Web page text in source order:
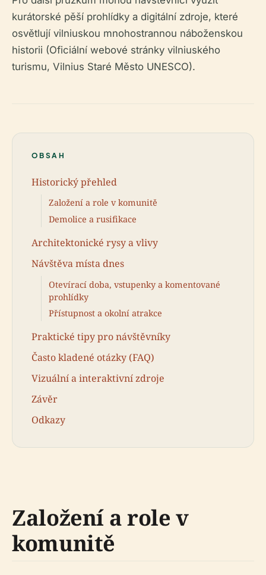
kurátorské pěší prohlídky a digitální zdroje, které
osvětlují vilniuskou mnohostrannou náboženskou
historii (Oficiální webové stránky vilniuského
turismu, Vilnius Staré Město UNESCO).
OBSAH
Historický přehled
Založení a role v komunitě
Demolice a rusifikace
Architektonické rysy a vlivy
Návštěva místa dnes
Otevírací doba, vstupenky a komentované
prohlídky
Přístupnost a okolní atrakce
Praktické tipy pro návštěvníky
Často kladené otázky (FAQ)
Vizuální a interaktivní zdroje
Závěr
Odkazy
Založení a role v
komunitě